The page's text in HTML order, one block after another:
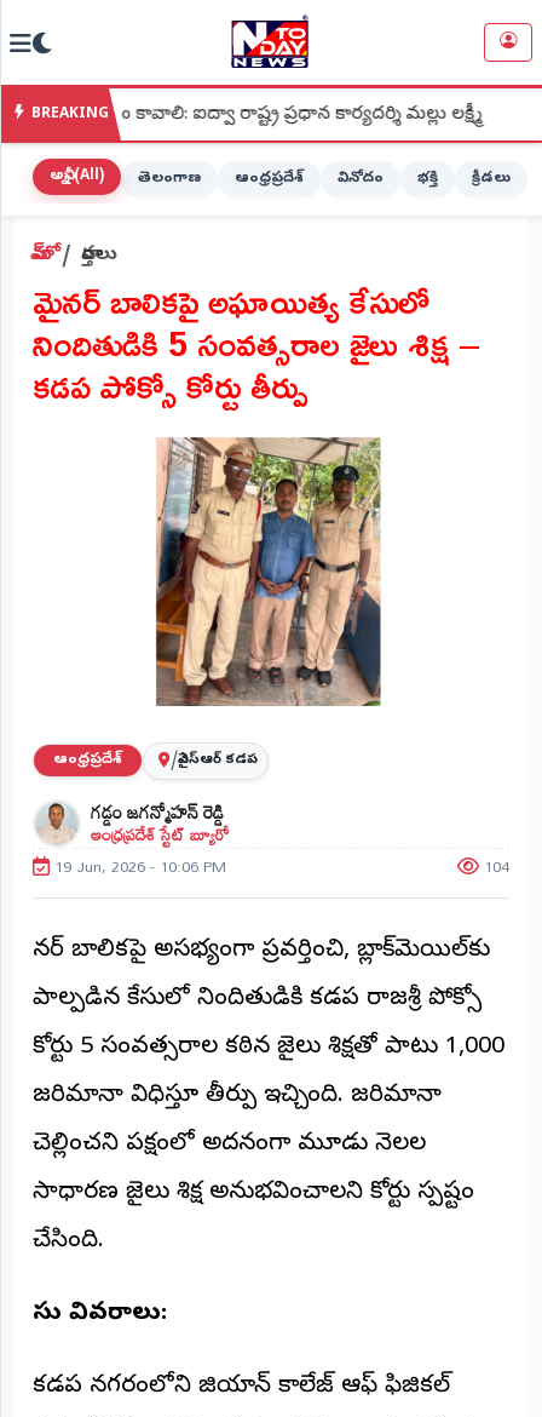
హోమ్
(Home)
STREAMING
లైవ్
(Live
TV)
విభాగాలు
(MAIN)
వినోదం
భక్తి
క్రీడలు
ఆర్టీఐ
రిపోర్టర్స్
DESK)
రిపోర్టర్లు
BREAKING
ఐద్వా రాష్ట్ర ప్రధాన కార్యదర్శి మల్లు లక్ష్మీ ●శ్రీ
అన్నీ (All) తెలంగాణ ఆంధ్రప్రదేశ్ వినోదం భక్తి క్రీడలు
హోమ్ వార్తలు
మైనర్ బాలికపై అఘాయిత్య కేసులో
నిందితుడికి 5 సంవత్సరాల జైలు శిక్ష –
కడప పోక్సో కోర్టు తీర్పు
ఆంధ్రప్రదేశ్ /వైఎస్ఆర్ కడప
గడ్డం జగన్మోహన్ రెడ్డి
ఆంధ్రప్రదేశ్ స్టేట్ బ్యూరో
19 Jun, 2026 - 10:06 PM 104
మైనర్ బాలికపై అసభ్యంగా ప్రవర్తించి, బ్లాక్‌మెయిల్‌కు
పాల్పడిన కేసులో నిందితుడికి కడప రాజశ్రీ పోక్సో
కోర్టు 5 సంవత్సరాల కఠిన జైలు శిక్షతో పాటు ₹1,000
జరిమానా విధిస్తూ తీర్పు ఇచ్చింది. జరిమానా
చెల్లించని పక్షంలో అదనంగా మూడు నెలల
సాధారణ జైలు శిక్ష అనుభవించాలని కోర్టు స్పష్టం
చేసింది.
కేసు వివరాలు:
కడప నగరంలోని జియాన్ కాలేజ్ ఆఫ్ ఫిజికల్